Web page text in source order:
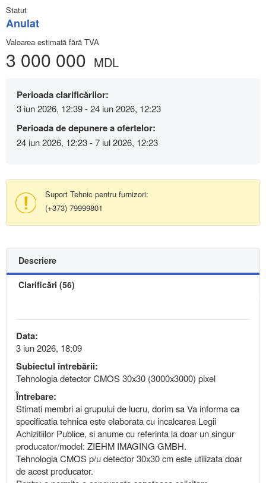
Statut
Anulat
Valoarea estimată fără TVA
3 000 000 MDL
Perioada clarificărilor:
3 iun 2026, 12:39 - 24 iun 2026, 12:23
Perioada de depunere a ofertelor:
24 iun 2026, 12:23 - 7 iul 2026, 12:23
Suport Tehnic pentru furnizori:
(+373) 79999801
Descriere
Clarificări (56)
Data:
3 iun 2026, 18:09
Subiectul întrebării:
Tehnologia detector CMOS 30x30 (3000x3000) pixel
Întrebare:
Stimati membri ai grupului de lucru, dorim sa Va informa ca
specificatia tehnica este elaborata cu incalcarea Legii
Achizitiilor Publice, si anume cu referinta la doar un singur
producator/model: ZIEHM IMAGING GMBH.
Tehnologia CMOS p/u detector 30x30 cm este utilizata doar
de acest producator.